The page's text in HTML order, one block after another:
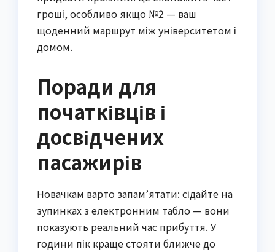
гроші, особливо якщо №2 — ваш
щоденний маршрут між університетом і
домом.
Поради для
початківців і
досвідчених
пасажирів
Новачкам варто запам’ятати: сідайте на
зупинках з електронним табло — вони
показують реальний час прибуття. У
години пік краще стояти ближче до